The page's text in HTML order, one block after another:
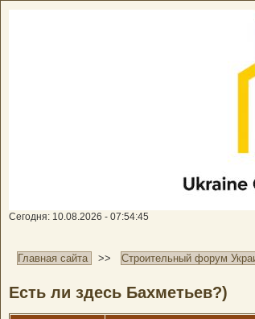
Сегодня: 10.08.2026 - 07:54:45
Главная сайта >> Строительный форум
Есть ли здесь Бахметьев?)